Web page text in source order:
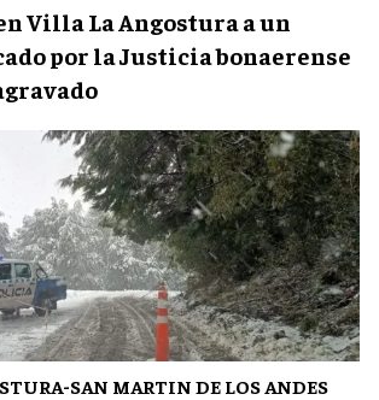
Villa La Angostura a un
por la Justicia bonaerense
SAN MARTIN DE LOS ANDES